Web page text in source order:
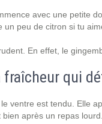
avec une petite
un peu de citron si tu
En effet, le
qui
ventre est tendu. Elle
après un repas lourd.